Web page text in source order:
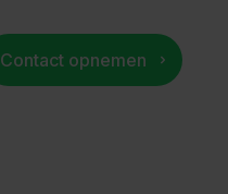
Contact opnemen